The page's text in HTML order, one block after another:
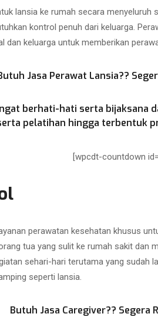
lansia ke rumah secara
kontrol penuh dari keluarga.
keluarga untuk memberikan
Jasa Perawat Lansia??
berhati-hati serta bijaksana
pelatihan hingga terbentuk
[wpcdt-countdown
perawatan kesehatan khusus
tua yang sulit ke rumah sakit dan
sehari-hari terutama yang sudah
seperti lansia.
Butuh Jasa Caregiver?? Segera